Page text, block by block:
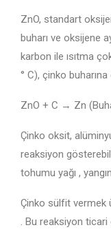
ZnO, standart
buharı ve oksijene
karbon ile ısıtma
° C), çinko
ZnO + C → Zn
Çinko oksit,
reaksiyon
tohumu yağı ,
Çinko sülfit vermek
. Bu reaksiyon ticari